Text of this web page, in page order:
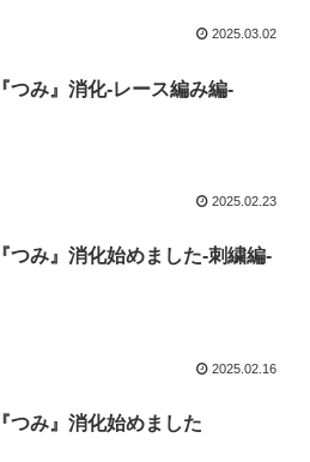
2025.03.02
『つみ』消化-レース編み編-
2025.02.23
『つみ』消化始めました-刺繍編-
2025.02.16
『つみ』消化始めました